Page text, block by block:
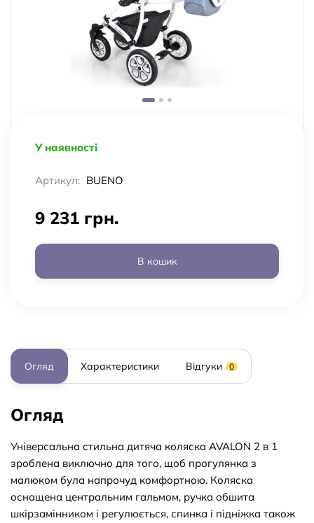
У наявності
Артикул: BUENO
9 231 грн.
В кошик
Огляд Характеристики Відгуки 0
Огляд
Універсальна стильна дитяча коляска AVALON 2 в 1
зроблена виключно для того, щоб прогулянка з
малюком була напрочуд комфортною. Коляска
оснащена центральним гальмом, ручка обшита
шкірзамінником і регулюється, спинка і підніжка також